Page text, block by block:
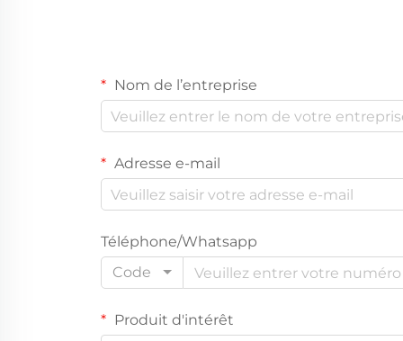
Nom de l’entreprise
Adresse e-mail
Téléphone/Whatsapp
Code
Produit d'intérêt